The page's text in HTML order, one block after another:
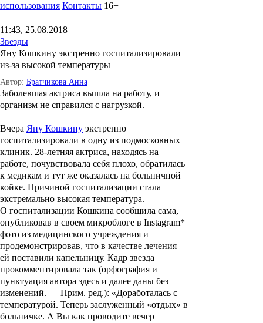
использования Контакты 16+
11:43, 25.08.2018
Звезды
Яну Кошкину экстренно госпитализировали
из-за высокой температуры
Автор: Братчикова Анна
Заболевшая актриса вышла на работу, и
организм не справился с нагрузкой.
Вчера Яну Кошкину экстренно
госпитализировали в одну из подмосковных
клиник. 28-летняя актриса, находясь на
работе, почувствовала себя плохо, обратилась
к медикам и тут же оказалась на больничной
койке. Причиной госпитализации стала
экстремально высокая температура.
О госпитализации Кошкина сообщила сама,
опубликовав в своем микроблоге в Instagram*
фото из медицинского учреждения и
продемонстрировав, что в качестве лечения
ей поставили капельницу. Кадр звезда
прокомментировала так (орфография и
пунктуация автора здесь и далее даны без
изменений. — Прим. ред.): «Доработалась с
температурой. Теперь заслуженный «отдых» в
больничке. А Вы как проводите вечер